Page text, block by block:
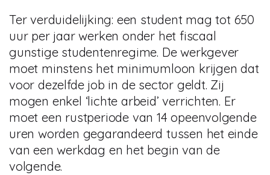
Ter verduidelijking: een student mag tot 650
uur per jaar werken onder het fiscaal
gunstige studentenregime. De werkgever
moet minstens het minimumloon krijgen dat
voor dezelfde job in de sector geldt. Zij
mogen enkel ‘lichte arbeid’ verrichten. Er
moet een rustperiode van 14 opeenvolgende
uren worden gegarandeerd tussen het einde
van een werkdag en het begin van de
volgende.